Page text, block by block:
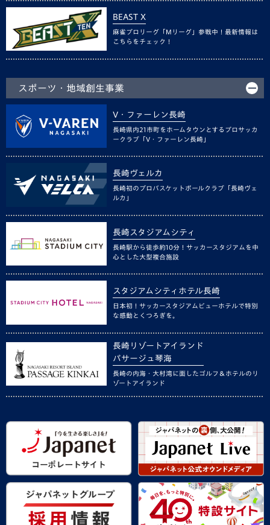
BEAST X
麻雀プロリーグ「Mリーグ」参戦中！最新情報は
こちらをチェック！
スポーツ・地域創生事業
V・ファーレン長崎
長崎県内21市町をホームタウンとするプロサッカ
ークラブ「V・ファーレン長崎」
長崎ヴェルカ
長崎初のプロバスケットボールクラブ「長崎ヴェ
ルカ」
長崎スタジアムシティ
長崎駅から徒歩約10分！サッカースタジアムを中
心とした大型複合施設
スタジアムシティホテル長崎
日本初！サッカースタジアムビューホテルで特別
な感動とくつろぎを。
長崎リゾートアイランド
パサージュ琴海
長崎の内海・大村湾に面したゴルフ＆ホテルのリ
ゾートアイランド